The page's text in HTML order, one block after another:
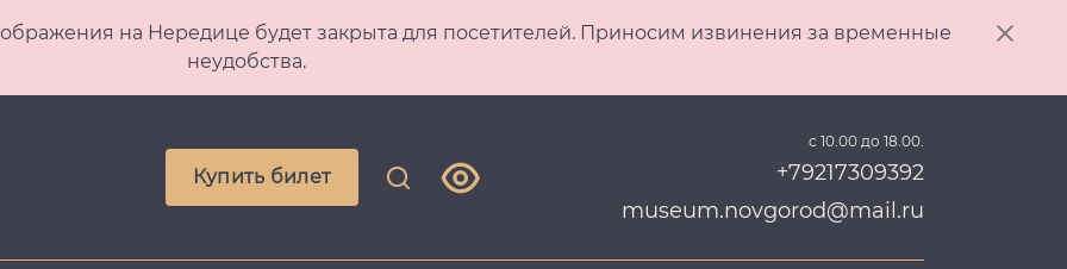
на Нередице будет закрыта для посетителей. Приносим извинения за временные
неудобства.
Купить билет
с 10.00 до 18.00.
+79217309392
museum.novgorod@mail.ru